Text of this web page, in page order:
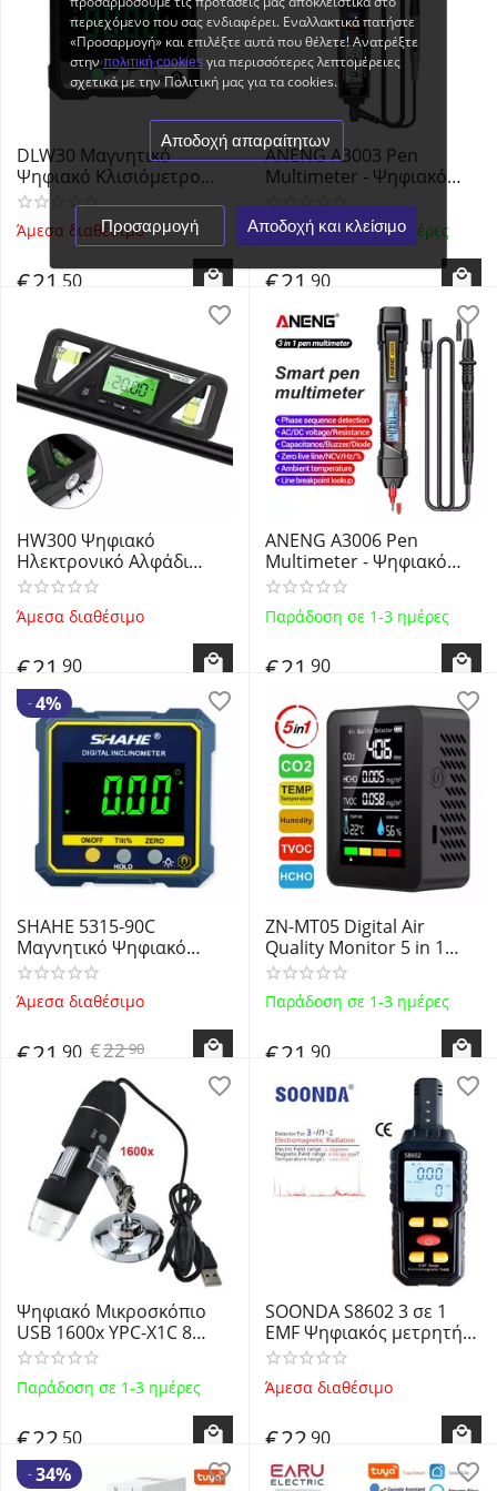
DLW30 Μαγνητικό
Ψηφιακό Κλισιόμετρο
Μοιρογνωμόνιο - Digital
Protractor Inclinometer
OEM
Άμεσα διαθέσιμο
€21 50
ANENG A3003 Pen
Multimeter - Ψηφιακό
μέτρηση τάσης AC/DC,
αντίστασης,
συχνότητας - Μαύρο
Παράδοση σε 1-3 ημέρες
€21 90
HW300 Ψηφιακό
Ηλεκτρονικό Αλφάδι
Μαγνητικό με 2 Μάτια -
Digital Magnetic Level
Bubble Protractor
Inclinometer M4YD - ΟΕΜ
Άμεσα διαθέσιμο
€21 90
ANENG A3006 Pen
Multimeter - Ψηφιακό
Πολύμετρο τύπου στυλό,
μέτρηση τάσης AC/DC,
Ρεύματος, Αντίστασης,
Συχνότητας & Διόδων
Παράδοση σε 1-3 ημέρες
€21 90
-4%
SHAHE 5315-90C
Μαγνητικό Ψηφιακό
Κλισιόμετρο
Μοιρογνωμόνιο - Digital
Protractor Inclinometer
Άμεσα διαθέσιμο
€2290
€21 90
ZN-MT05 Digital Air
Quality Monitor 5 in 1
Black- Μετρητης CO2,
Ποιότητας Αέρα,
Θερμοκρασίας, Υγρασίας
Παράδοση σε 1-3 ημέρες
€21 90
Ψηφιακό Μικροσκόπιο
USB 1600x YPC-X1C 8
LED's
Παράδοση σε 1-3 ημέρες
€22 50
SOONDA S8602 3 σε 1
EMF Ψηφιακός μετρητής
Ηλεκτρομαγνητικής
Ακτινοβολίας &
Θερμοκρασίας - Digital
Meter
Άμεσα διαθέσιμο
€2290
-34%
περιεχόμενο που σας ενδιαφέρει. Εναλλακτικά πατήστε
«Προσαρμογή» και επιλέξτε αυτά που θέλετε! Ανατρέξτε
στηνπολιτική cookiesγια περισσότερες λεπτομέρειες
σχετικά με την Πολιτική μας για τα cookies.
Αποδοχή απαραίτητων
Προσαρμογή Αποδοχή και κλείσιμο